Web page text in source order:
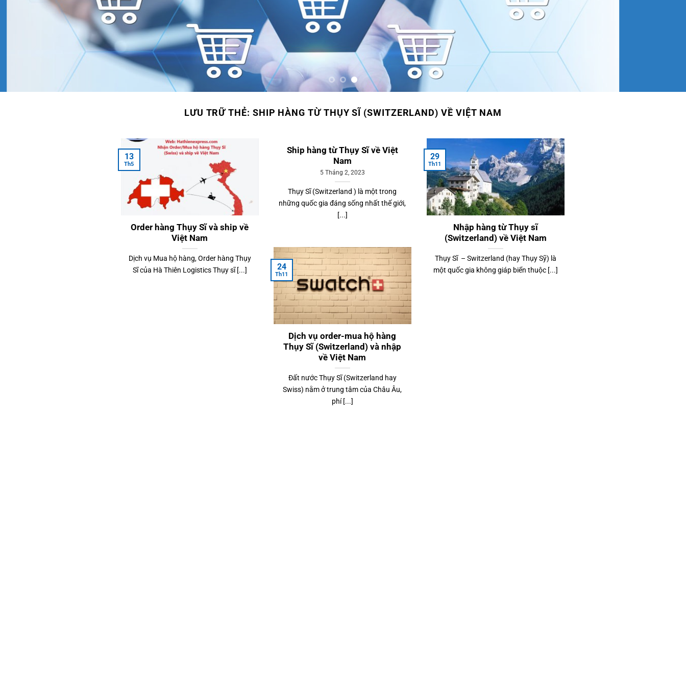
LƯU TRỮ THẺ: SHIP HÀNG TỪ THỤY SĨ (SWITZERLAND) VỀ VIỆT NAM
Order hàng Thụy Sĩ và ship về
Việt Nam
Dịch vụ Mua hộ hàng, Order hàng Thụy
Sĩ của Hà Thiên Logistics Thụy sĩ [...]
13
Th5
Ship hàng từ Thụy Sĩ về Việt
Nam
5 Tháng 2, 2023
Thụy Sĩ (Switzerland ) là một trong
những quốc gia đáng sống nhất thế giới,
[...]
Nhập hàng từ Thụy sĩ
(Switzerland) về Việt Nam
Thụy Sĩ – Switzerland (hay Thụy Sỹ) là
một quốc gia không giáp biển thuộc [...]
29
Th11
Dịch vụ order-mua hộ hàng
Thụy Sĩ (Switzerland) và nhập
về Việt Nam
Đất nước Thụy Sĩ (Switzerland hay
Swiss) nằm ở trung tâm của Châu Âu,
phí [...]
24
Th11